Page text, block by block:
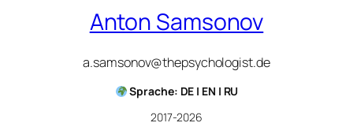
Anton Samsonov
a.samsonov@thepsychologist.de
Sprache: DE | EN | RU
2017-2026